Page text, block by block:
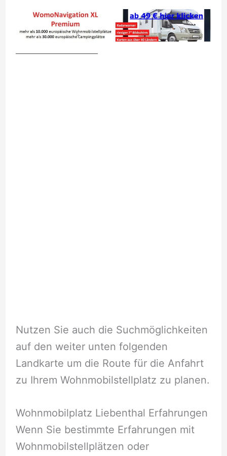
Nutzen Sie auch die Suchmöglichkeiten
auf den weiter unten folgenden
Landkarte um die Route für die Anfahrt
zu Ihrem Wohnmobilstellplatz zu planen.
Wohnmobilplatz Liebenthal Erfahrungen
Wenn Sie bestimmte Erfahrungen mit
Wohnmobilstellplätzen oder